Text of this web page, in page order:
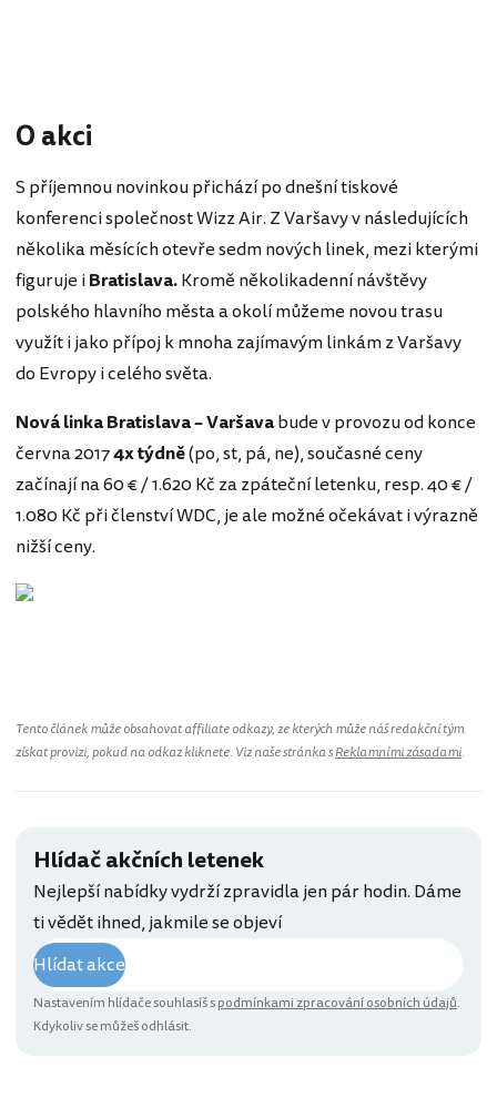
O akci
S příjemnou novinkou přichází po dnešní tiskové
konferenci společnost Wizz Air. Z Varšavy v následujících
několika měsících otevře sedm nových linek, mezi kterými
figuruje iBratislava.Kromě několikadenní návštěvy
polského hlavního města a okolí můžeme novou trasu
využít i jako přípoj k mnoha zajímavým linkám z Varšavy
do Evropy i celého světa.
Nová linka Bratislava – Varšavabude v provozu od konce
června 20174x týdně(po, st, pá, ne), současné ceny
začínají na 60 € / 1.620 Kč za zpáteční letenku, resp. 40 € /
1.080 Kč při členství WDC, je ale možné očekávat i výrazně
nižší ceny.
Tento článek může obsahovat affiliate odkazy, ze kterých může náš redakční tým
získat provizi, pokud na odkaz kliknete. Viz naše stránka sReklamními zásadami.
Hlídač akčních letenek
Nejlepší nabídky vydrží zpravidla jen pár hodin. Dáme
ti vědět ihned, jakmile se objeví
Hlídat akce
Nastavením hlídače souhlasíš spodmínkami zpracování osobních údajů.
Kdykoliv se můžeš odhlásit.